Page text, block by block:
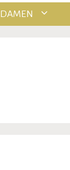
DAMEN